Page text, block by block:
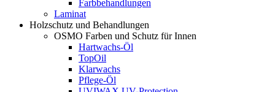
Farbbehandlungen
Laminat
Holzschutz und Behandlungen
OSMO Farben und Schutz für Innen
Hartwachs-Öl
TopOil
Klarwachs
Pflege-Öl